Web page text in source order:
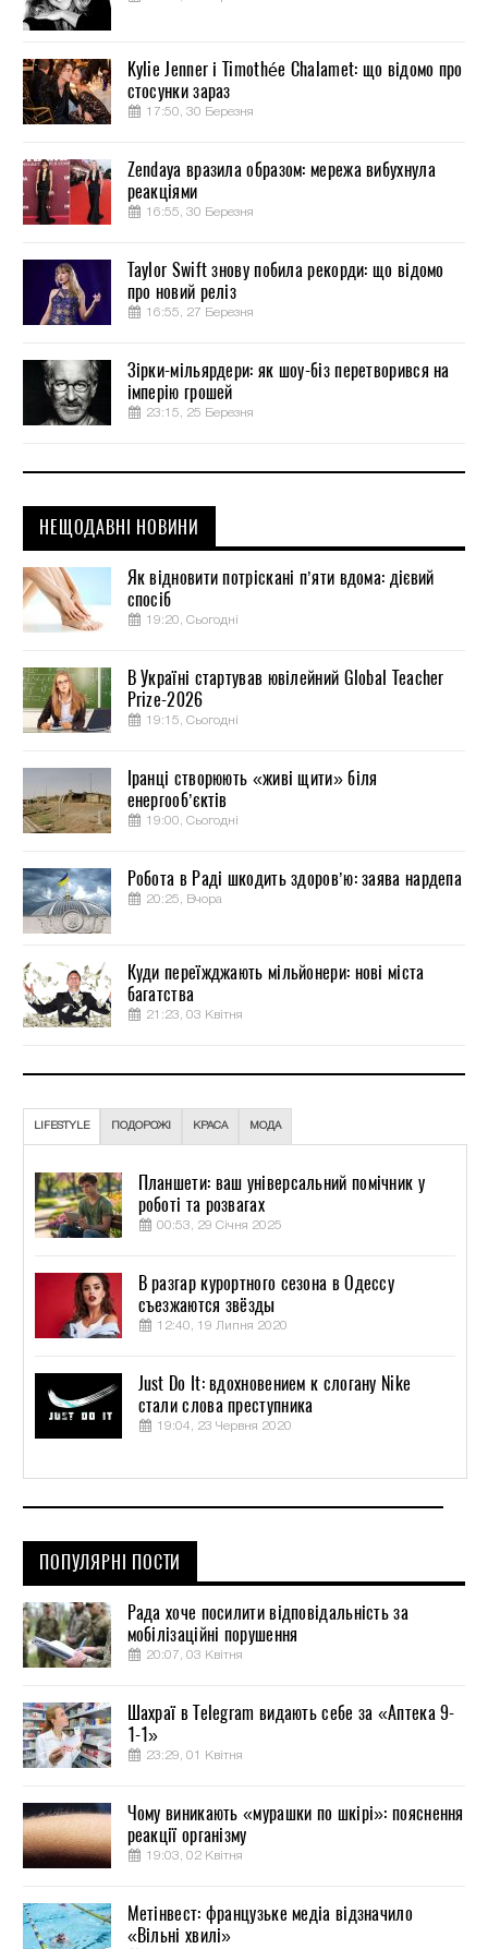
Kylie Jenner і Timothée Chalamet: що відомо про
стосунки зараз
17:50, 30 Березня
Zendaya вразила образом: мережа вибухнула
реакціями
16:55, 30 Березня
Taylor Swift знову побила рекорди: що відомо
про новий реліз
16:55, 27 Березня
Зірки-мільярдери: як шоу-біз перетворився на
імперію грошей
23:15, 25 Березня
НЕЩОДАВНІ НОВИНИ
Як відновити потріскані п’яти вдома: дієвий
спосіб
19:20, Сьогодні
В Україні стартував ювілейний Global Teacher
Prize-2026
19:15, Сьогодні
Іранці створюють «живі щити» біля
енергооб’єктів
19:00, Сьогодні
Робота в Раді шкодить здоров’ю: заява нардепа
20:25, Вчора
Куди переїжджають мільйонери: нові міста
багатства
21:23, 03 Квітня
LIFESTYLE ПОДОРОЖІ КРАСА МОДА
Планшети: ваш універсальний помічник у
роботі та розвагах
00:53, 29 Січня 2025
В разгар курортного сезона в Одессу
съезжаются звёзды
12:40, 19 Липня 2020
Just Do It: вдохновением к слогану Nike
стали слова преступника
19:04, 23 Червня 2020
ПОПУЛЯРНІ ПОСТИ
Рада хоче посилити відповідальність за
мобілізаційні порушення
20:07, 03 Квітня
Шахраї в Telegram видають себе за «Аптека 9-
1-1»
23:29, 01 Квітня
Чому виникають «мурашки по шкірі»: пояснення
реакції організму
19:03, 02 Квітня
Метінвест: французьке медіа відзначило
«Вільні хвилі»